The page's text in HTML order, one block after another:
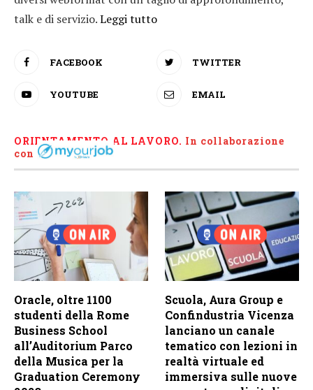
talk e di servizio.Leggi tutto
FACEBOOK TWITTER
YOUTUBE EMAIL
ORIENTAMENTO AL LAVORO. In collaborazione
con
Oracle, oltre 1100
studenti della Rome
Business School
all’Auditorium Parco
della Musica per la
Graduation Ceremony
Scuola, Aura Group e
Confindustria Vicenza
lanciano un canale
tematico con lezioni in
realtà virtuale ed
immersiva sulle nuove